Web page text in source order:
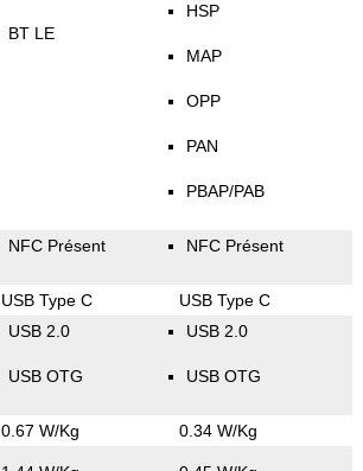
BT LE
HSP
MAP
OPP
PAN
PBAP/PAB
NFC Présent NFC Présent
USB Type C USB Type C
USB 2.0
USB OTG
USB 2.0
USB OTG
0.67 W/Kg 0.34 W/Kg